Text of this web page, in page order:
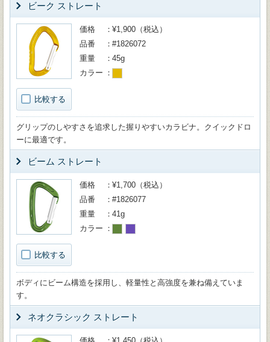
ビーク ストレート
比較する
価格
¥1,900（税込）
品番
#1826072
重量
45g
カラー
グリップのしやすさを追求した握りやすいカラビナ。クイックドロ
ーに最適です。
ビーム ストレート
比較する
価格
¥1,700（税込）
品番
#1826077
重量
41g
カラー
ボディにビーム構造を採用し、軽量性と高強度を兼ね備えていま
す。
ネオクラシック ストレート